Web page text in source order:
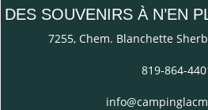
DES SOUVENIRS À N’EN
7255, Chem. Blanchette
819-864-